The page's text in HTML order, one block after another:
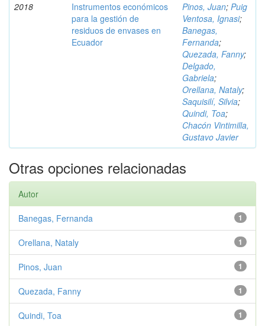
2018
Instrumentos económicos
para la gestión de
residuos de envases en
Ecuador
Pinos, Juan; Puig
Ventosa, Ignasi;
Banegas,
Fernanda;
Quezada, Fanny;
Delgado,
Gabriela;
Orellana, Nataly;
Saquisilí, Silvia;
Quindi, Toa;
Chacón Vintimilla,
Gustavo Javier
Otras opciones relacionadas
Autor
1
Banegas, Fernanda
1
Orellana, Nataly
1
Pinos, Juan
1
Quezada, Fanny
1
Quindi, Toa